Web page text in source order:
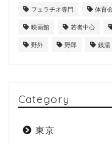
フェラチオ専門 体育
映画館 若者中心
野外 野郎 銭湯
Category
東京